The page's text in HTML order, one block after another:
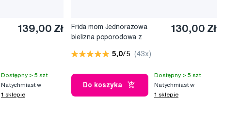
139,00 Zł
Dostępny > 5 szt
Natychmiast w
1 sklepie
Frida mom Jednorazowa
bielizna poporodowa z
130,00 Zł
5,0/5 (43x)
Do koszyka
Dostępny > 5 szt
Natychmiast w
1 sklepie